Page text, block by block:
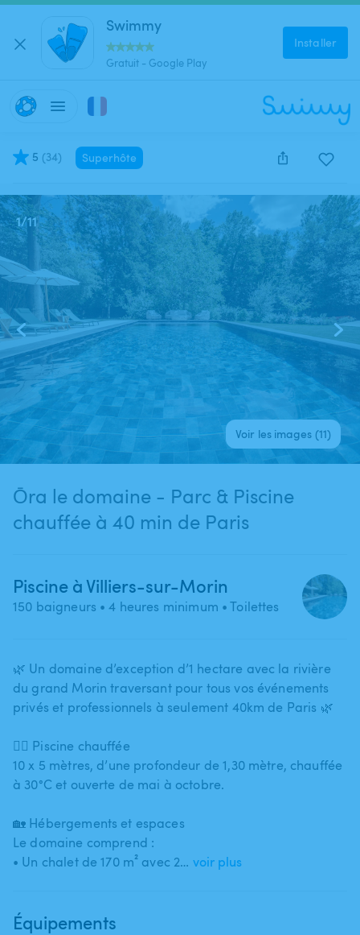
Swimmy
Gratuit - Google Play
Installer
5 (34) Superhôte
Cette annonce est close et ne peut être réservée.
1/11
Voir les images (11)
Ōra le domaine - Parc & Piscine
chauffée à 40 min de Paris
Piscine à Villiers-sur-Morin
150 baigneurs • 4 heures minimum • Toilettes
🌿 Un domaine d’exception d’1 hectare avec la rivière
du grand Morin traversant pour tous vos événements
privés et professionnels à seulement 40km de Paris 🌿
🏊‍♂️ Piscine chauffée
10 x 5 mètres​,​ d’une profondeur de 1​,​30 mètre​,​ chauffée
à 30°C et ouverte de mai à octobre.
🏡 Hébergements et espaces
Le domaine comprend :
• Un chalet de 170 m² avec 2… voir plus
Équipements